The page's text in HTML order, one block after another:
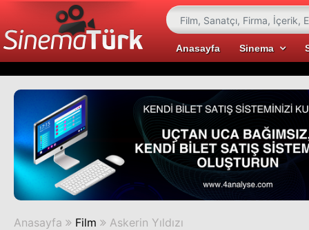
Anasayfa Sinema
Anasayfa Film Askerin Yıldızı